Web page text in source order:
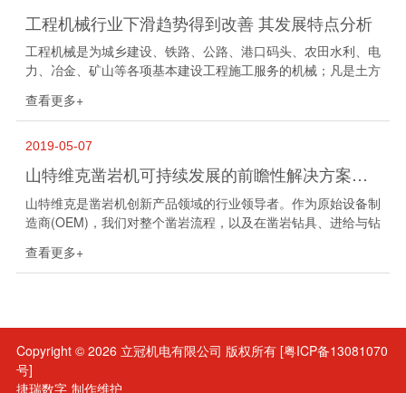
工程机械行业下滑趋势得到改善 其发展特点分析
工程机械是为城乡建设、铁路、公路、港口码头、农田水利、电
力、冶金、矿山等各项基本建设工程施工服务的机械；凡是土方
施工中，所必需的作业机械设备，统...
查看更多+
2019-05-07
山特维克凿岩机可持续发展的前瞻性解决方案强势登场
山特维克是凿岩机创新产品领域的行业领导者。作为原始设备制
造商(OEM)，我们对整个凿岩流程，以及在凿岩钻具、进给与钻
山特维克凿岩机前瞻性解...
查看更多+
Copyright © 2026 立冠机电有限公司 版权所有 [粤ICP备13081070
号]
捷瑞数字 制作维护